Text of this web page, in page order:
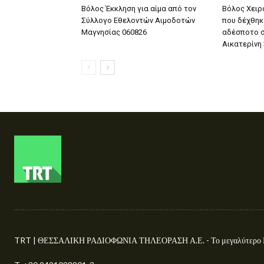
Βόλος Έκκληση για αίμα από τον
Σύλλογο Εθελοντών Αιμοδοτών
Μαγνησίας 060826
Βόλος
που
αδέσποτο
TRT | ΘΕΣΣΑΛΙΚΗ ΡΑΔΙΟΦΩΝΙΑ ΤΗΛΕΟΡΑΣΗ Α.Ε. - Το μεγαλύτερο